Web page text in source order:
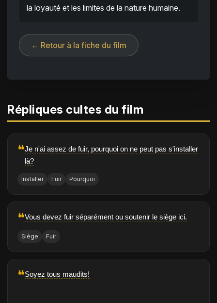
la loyauté et les limites de la nature humaine.
← Retour à la fiche du film
Répliques cultes du film
❝Je n'ai assez de fuir, pourquoi on ne peut pas s'installer
là?
Installer Fuir Pourquoi
❝Vous devez fuir séparément ou soutenir le siège ici.
Siège Fuir
❝Soyez tous maudits!